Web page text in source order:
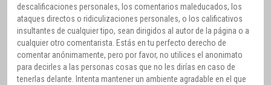
descalificaciones personales, los comentarios maleducados, los
ataques directos o ridiculizaciones personales, o los calificativos
insultantes de cualquier tipo, sean dirigidos al autor de la página o a
cualquier otro comentarista. Estás en tu perfecto derecho de
comentar anónimamente, pero por favor, no utilices el anonimato
para decirles a las personas cosas que no les dirías en caso de
tenerlas delante. Intenta mantener un ambiente agradable en el que